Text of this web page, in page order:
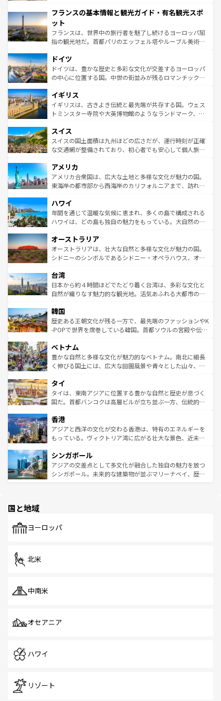
ませてくれるイタリアで、忘れられない旅をしてみよう！
なお、新着のイタリア情報は
しい。
文化が根付くこの国では、情熱的なフラメンコ、熱気あふ
れる闘牛、そして美味しいタパスが生活の一部となってい
る。首都マドリードの洗練された雰囲気や、バルセロナの
アートに溢れた街角から、地方では古代ローマ遺跡や中世
せる。地方によって風土や気候が異なるスペインはその個
性で訪れる人を魅了する。 なお、新着のスペイン情報は コ
ンテンツ一覧を参照してほしい。
フランスの基本情報と観光ガイド・有名観光スポ
ット
フランスは、世界中の旅行者を魅了し続けるヨーロッパ屈
指の観光地だ。首都パリのエッフェル塔やルーブル美術館
で、幅広い魅力が詰まっている。華麗な宮殿、歴史的な大
聖堂、美しいビーチ、そして豊かな自然が、訪れる者を心
から魅了する。また、フランスは美食の国としても知ら
いる。シャンパンの発祥地であるランス、プロヴァンスの
香り高いラベンダー畑など、多彩な楽しみ方が可能だ。さ
らに、パリ以外の地域にも魅力が溢れており、どの街角に
れる地方に足を運ぶとそれぞれで全く異なる文化を体験で
きるだろう。 なお、新着のフランス情報はコンテンツ一覧
を参照してほしい。
ドイツ
ドイツは、豊かな歴史と多彩な文化が交差するヨーロッパ
の中心に位置する国。中世の街並みが残るロマンチック街
顔を持つこの国は、どこを歩いても飽きることがない。ベ
ルリンの文化的活気、バイエルン州のアルプスの絶景、そ
してライン川沿いのワイン畑といった風景は必見。ビール
は、お酒好きな人にはぜひ体験してほしい。 なお、新着の
ドイツ情報はコンテンツ一覧を参照してほしい。
イギリス
イギリスは、古きよき伝統と最先端が共存する国。ウェス
トミンスター寺院や大英博物館のようなランドマーク、歴
リアごとに異なる魅力がある。また、優雅なアフタヌーン
ティー、ビール好きにはたまらない英国パブ、サッカー観
戦など、本場だからこそできる体験も豊富。イギリスを旅
ンツ一覧を参照してほしい。
スイス
スイスの国土面積は九州ほどの広さだが、運行時刻が正確
な交通網が整備されており、初心者でも安心して個人旅行
の建物がそのまま残る町や、スイスならではのユニークな
博物館もあり、アルプス観光だけでなく町歩きも満喫する
ことができる。国民の所得が高いため物価も高いが、旅行
ば市内交通費無料で観光を楽しむこともできる。 なお、新
着のスイス情報はコンテンツ一覧 を参照してほしい。
アメリカ
アメリカ合衆国は、広大な土地と多様な文化が魅力の国。
東海岸の都市部から西海岸のカリフォルニアまで、訪れる
のような巨大都市は、観光、ショッピング、エンターテイ
ンメントが詰まった刺激的なスポットだ。一方、アメリカ
西部には大自然が広がり、グランドキャニオンやイエロー
部のニューオーリンズでは、音楽と美食が融合した独特の
文化が魅力。旅行者はアメリカの各地域で異なる魅力を楽
しみながら、その多様性と豊かな歴史を感じることができ
ならではの贅沢な旅のスタイルだ。 なお、新着のアメリカ
情報はコンテンツ一覧を参照してほしい。
ハワイ
年間を通じて温暖な気候に恵まれ、多くの島で構成される
ハワイは、どの島も独自の魅力をもっている。大自然の神
ワイ島は見逃せない。また、定番の観光地といえばオアフ
島だが、静かな自然を求めるならマウイ島やカウアイ島が
おすすめ。エメラルドグリーンに輝く海をはじめ、豊かな
れるおもてなしの心で訪れる人々を迎えてくれるハワイの
人々、おいしいローカルフードやハワイアンミュージッ
ク、伝統的なフラダンスなど、すべてがハワイの魅力を彩
ワイを、存分に味わってほしい。 なお、新着のハワイ情報
はコンテンツ一覧を参照してほしい。
オーストラリア
オーストラリアは、壮大な自然と多様な文化が魅力の国。
シドニーのシンボルであるシドニー・オペラハウス、オー
リアリーフや大陸中央部にそびえるウルル（エアーズロッ
ク）、タスマニアの美しい原生林やケアンズの熱帯雨林な
ど、見どころがたくさん。また、カフェやワイン、オージ
いる。アクティビティも充実しており、サーフィンやダイ
ビング、ハイキングなど、アウトドア好きにはたまらな
い。オーストラリアの多彩な魅力を存分に味わいつくそ
参照してほしい。
台湾
日本から約４時間ほどでたどり着く台湾は、多彩な文化と
自然が織りなす魅力的な観光地。活気あふれる大都市の台
ン）、静ひつな山岳地帯である台湾東部など、都市の喧騒
と山間の静けさが共存しており、訪れる人に新しい発見と
驚きをもたらしてくれる。また、奥深い台湾の食文化も魅
容にもいいと評判のスイーツなど、バラエティ豊かな料理
が味わえる。 なお、新着の台湾情報は コンテンツ一覧を参
照してほしい。
韓国
歴史ある王朝文化が残る一方で、最先端のファッションやK
-POPで世界を席巻している韓国。首都ソウルの宮殿や伝統
き、地方に足を延ばせば四季折々の自然美を楽しむことが
できる。そして、キムチや焼肉、絶品のストリートフード
まで、さまざまな韓国料理が待っている。夜には、韓国な
リティに包まれながら、韓国の多彩な魅力を心ゆくまで味
わってみてほしい。 なお、新着の韓国情報はコンテンツ一
覧を参照してほしい。
ベトナム
豊かな自然と多様な文化が魅力的なベトナム。南北に細長
く伸びる国土には、広大な田園風景や青々とした山々、世
急速な発展と共に伝統が息づく。ハノイの古い町並みやホ
ーチミン市のフランス統治時代の建物も、独特の雰囲気を
醸し出している。また、バラエティの豊かさとおいしさで
とつ。フォーやバインミー、ベトナムコーヒーなどは、ぜ
ひ現地で味わいたい。どの地域を訪れてもあたたかい人々
が旅行者を迎えてくれるので、きっと忘れられない旅にな
参照してほしい。
タイ
タイは、東南アジアに位置する豊かな自然と歴史が息づく
国だ。首都バンコクは高層ビルが立ち並ぶ一方、伝統的な
の活気が交差している。北部ではチェンマイなどの山岳地
帯で自然と触れ合い、南部ではプーケットやクラビの美し
いビーチでリゾート気分を楽しむことができる。タイ料理
激する。気候は一年中温暖で、どの季節にも異なる楽しみ
が待っている。親しみやすいタイの人々、仏教を中心とし
た文化、そして多様な観光資源が、訪れる旅人を魅了し続
香港
アジアと西洋の文化が交わる香港は、特有のエネルギーを
もっている。ヴィクトリア湾に広がる壮大な景色、近未来
み、どこを訪れても感動するはず。観光スポットが密集し
ており、効率よく見どころを回れるのも魅力。息をのむよ
うな絶景から文化的な体験まで、香港を存分に楽しみ尽く
シンガポール
アジアの交差点として多文化が融合した独自の魅力を放つ
シンガポール。未来的な建築物が並ぶマリーナベイ、歴史
で、ホーカーズは地元の風情を楽しめる外せないスポット
国と地域
ヨーロッパ
北米
中南米
オセアニア
ハワイ
リゾート